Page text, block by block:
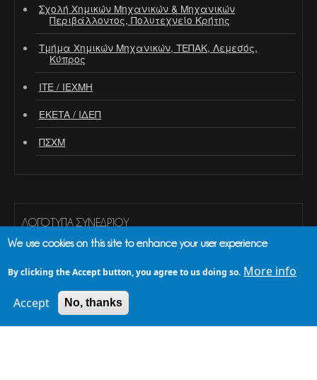
Σχολή Χημικών Μηχανικών & Μηχανικών
Περιβάλλοντος, Πολυτεχνείο Κρήτης
Τμήμα Χημικών Μηχανικών, ΤΕΠΑΚ, Λεμεσός,
Κύπρος
ΙΤΕ / ΙΕΧΜΗ
ΕΚΕΤΑ / ΙΔΕΠ
ΠΣΧΜ
ΛΟΓΌΤΥΠΑ ΣΥΝΕΔΡΊΟΥ
Dark - Light font color (light background)
We use cookies on this site to enhance your user experience
By clicking the Accept button, you agree to us doing so. More info
Accept No, thanks